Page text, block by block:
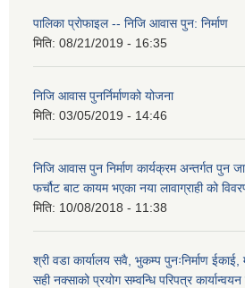
पालिका प्राेफाइल -- निजि आवास पुन: निर्माण
मिति: 08/21/2019 - 16:35
निजि आवास पुनर्निर्माणको योजना
मिति: 03/05/2019 - 14:46
निजि आवास पुन निर्माण कार्यक्रम अन्तर्गत पुन
फर्चौट बाट कायम भएका नया लावाग्राही को
मिति: 10/08/2018 - 11:38
श्री वडा कार्यालय सवै, भुकम्प पुनःनिर्माण ईकाई,
सही नक्साको प्रयोग सम्वन्धि परिपत्र